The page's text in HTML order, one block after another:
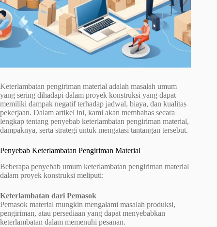
Keterlambatan pengiriman material adalah masalah umum
yang sering dihadapi dalam proyek konstruksi yang dapat
memiliki dampak negatif terhadap jadwal, biaya, dan kualitas
pekerjaan. Dalam artikel ini, kami akan membahas secara
lengkap tentang penyebab keterlambatan pengiriman material,
dampaknya, serta strategi untuk mengatasi tantangan tersebut.
Penyebab Keterlambatan Pengiriman Material
Beberapa penyebab umum keterlambatan pengiriman material
dalam proyek konstruksi meliputi:
Keterlambatan dari Pemasok
Pemasok material mungkin mengalami masalah produksi,
pengiriman, atau persediaan yang dapat menyebabkan
keterlambatan dalam memenuhi pesanan.